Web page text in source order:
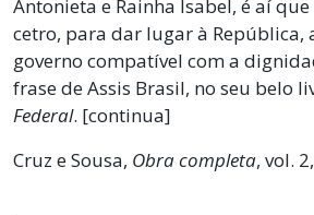
Antonieta e Rainha Isabel, é aí
cetro, para dar lugar à República,
governo compatível com a
frase de Assis Brasil, no seu belo
Federal. [continua]
Cruz e Sousa, Obra completa, vol.